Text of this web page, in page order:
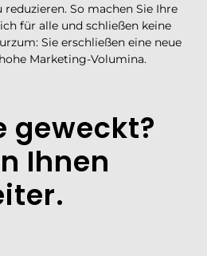
geweckt?
Ihnen
So machen Sie Ihre
für alle und schließen keine
Sie erschließen eine neue
Marketing-Volumina.